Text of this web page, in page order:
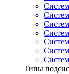
Типы